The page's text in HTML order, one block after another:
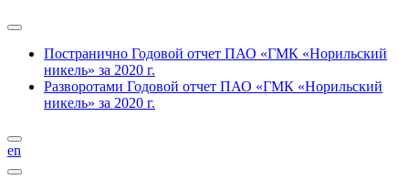
Постранично Годовой отчет ПАО «ГМК «Норильский
никель» за 2020 г.
Разворотами Годовой отчет ПАО «ГМК «Норильский
никель» за 2020 г.
en